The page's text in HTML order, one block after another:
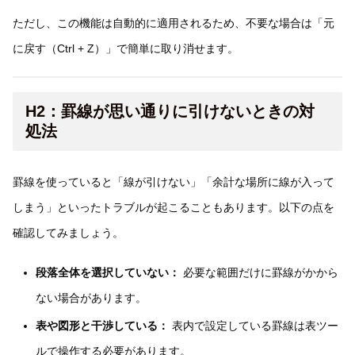
ただし、この機能は自動的に適用されるため、不要な場合は「元
に戻す（Ctrl + Z）」で簡単に取り消せます。
H2：罫線が思い通りに引けないときの対
処法
罫線を使っていると「線が引けない」「余計な場所に線が入って
しまう」といったトラブルが起こることもあります。以下の点を
確認してみましょう。
段落全体を選択していない：
必要な範囲だけに罫線がかから
ない場合があります。
表や図形と干渉している： 表内で設定している罫線は表ツー
ルで操作する必要があります。